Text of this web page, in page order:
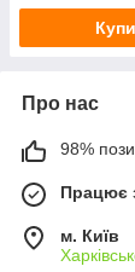
Про нас
98%
Працює
м. Київ